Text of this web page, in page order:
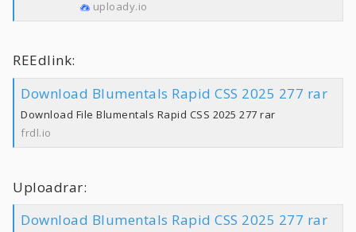
uploady.io
REEdlink:
Download Blumentals Rapid CSS 2025 277 rar
Download File Blumentals Rapid CSS 2025 277 rar
frdl.io
Uploadrar:
Download Blumentals Rapid CSS 2025 277 rar